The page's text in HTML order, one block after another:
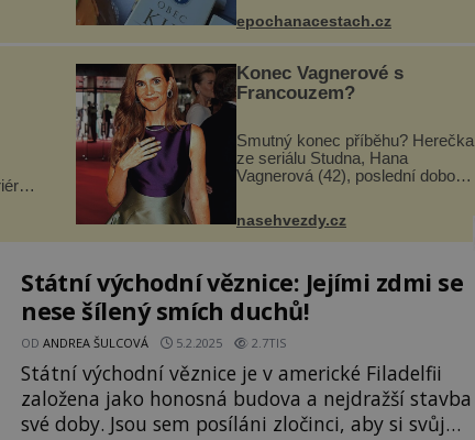
prohlídku kostela, dobovou
epochanacestach.cz
Konec Vagnerové s
Francouzem?
Smutný konec příběhu? Herečka
ze seriálu Studna, Hana
Vagnerová (42), poslední dobou
časy její anorexie jsou už dávno
pryč a opět se pyšnila ženskými
křivkami, najednou s...
nasehvezdy.cz
Státní východní věznice: Jejími zdmi se
nese šílený smích duchů!
ODANDREA ŠULCOVÁ 5.2.2025 2.7TIS
Státní východní věznice je v americké Filadelfii
založena jako honosná budova a nejdražší stavba
své doby. Jsou sem posíláni zločinci, aby si svůj